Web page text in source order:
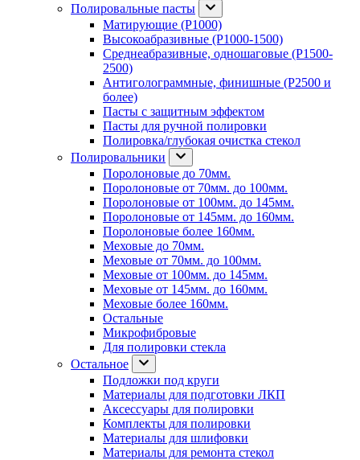
Полировальные пасты
Матирующие (P1000)
Высокоабразивные (P1000-1500)
Среднеабразивные, одношаговые (P1500-
2500)
Антиголограммные, финишные (P2500 и
более)
Пасты с защитным эффектом
Пасты для ручной полировки
Полировка/глубокая очистка стекол
Полировальники
Поролоновые до 70мм.
Поролоновые от 70мм. до 100мм.
Поролоновые от 100мм. до 145мм.
Поролоновые от 145мм. до 160мм.
Поролоновые более 160мм.
Меховые до 70мм.
Меховые от 70мм. до 100мм.
Меховые от 100мм. до 145мм.
Меховые от 145мм. до 160мм.
Меховые более 160мм.
Остальные
Микрофибровые
Для полировки стекла
Остальное
Подложки под круги
Материалы для подготовки ЛКП
Аксессуары для полировки
Комплекты для полировки
Материалы для шлифовки
Материалы для ремонта стекол